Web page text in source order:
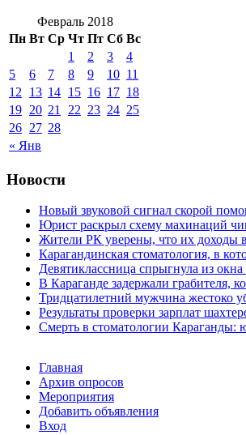
Февраль 2018
Пн Вт Ср Чт Пт Сб Вс
« Янв
1 2 3
4
5
6 7 8 9 10 11
12
13 14 15 16 17 18
19 20 21 22 23 24 25
26 27 28
Новости
Новый звуковой сигнал скорой
Юрист раскрыл схему махинаций
Жители РК уверены, что их доходы в
Карагандинская стоматология, в
Девятиклассница спрыгнула из
В Караганде задержали грабителя,
Тридцатилетний мужчина жестоко
Результаты проверки зарплат
Смерть в стоматологии Караганды:
Главная
Архив опросов
Мероприятия
Добавить объявления
Вход